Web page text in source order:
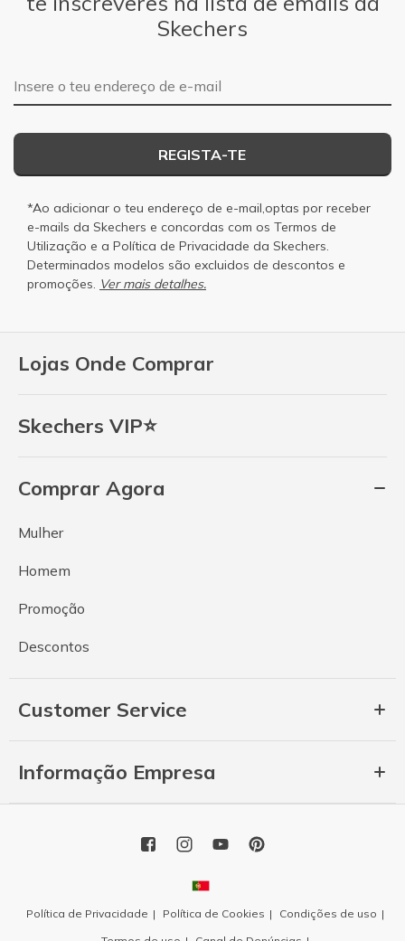
Feels true to width
Lojas Onde Comprar
Skechers VIP⭐
Comprar Agora
Mulher
Homem
Promoção
Descontos
Customer Service
Informação Empresa
Skechers
Endereço de e-mail
REGISTA-TE
*Ao adicionar o teu endereço de e-mail,optas por receber
e-mails da Skechers e concordas com os Termos de
Utilização e a Política de Privacidade da Skechers.
Determinados modelos são excluidos de descontos e
promoções. Ver mais detalhes.
Política de Privacidade Política de Cookies
Condições de uso